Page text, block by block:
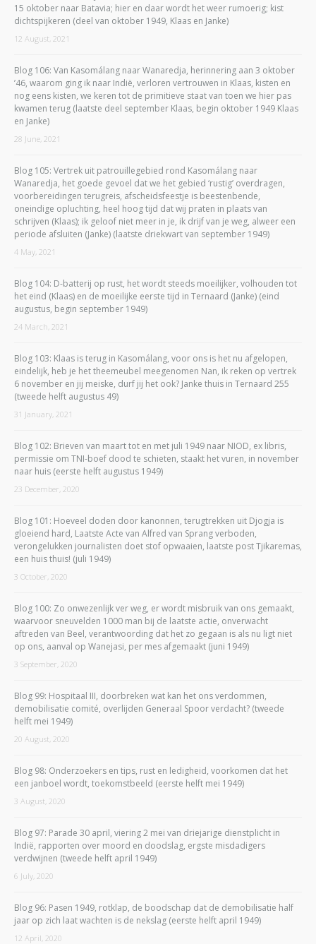
15 oktober naar Batavia; hier en daar wordt het weer rumoerig; kist
dichtspijkeren (deel van oktober 1949, Klaas en Janke)
12 August, 2021
Blog 106: Van Kasomálang naar Wanaredja, herinnering aan 3 oktober
’46, waarom ging ik naar Indië, verloren vertrouwen in Klaas, kisten en
nog eens kisten, we keren tot de primitieve staat van toen we hier pas
kwamen terug (laatste deel september Klaas, begin oktober 1949 Klaas
en Janke)
28 June, 2021
Blog 105: Vertrek uit patrouillegebied rond Kasomálang naar
Wanaredja, het goede gevoel dat we het gebied ‘rustig’ overdragen,
voorbereidingen terugreis, afscheidsfeestje is beestenbende,
oneindige opluchting, heel hoog tijd dat wij praten in plaats van
schrijven (Klaas); ik geloof niet meer in je, ik drijf van je weg, alweer een
periode afsluiten (Janke) (laatste driekwart van september 1949)
4 May, 2021
Blog 104: D-batterij op rust, het wordt steeds moeilijker, volhouden tot
het eind (Klaas) en de moeilijke eerste tijd in Ternaard (Janke) (eind
augustus, begin september 1949)
24 March, 2021
Blog 103: Klaas is terug in Kasomálang, voor ons is het nu afgelopen,
eindelijk, heb je het theemeubel meegenomen Nan, ik reken op vertrek
6 november en jij meiske, durf jij het ook? Janke thuis in Ternaard 255
(tweede helft augustus 49)
31 January, 2021
Blog 102: Brieven van maart tot en met juli 1949 naar NIOD, ex libris,
permissie om TNI-boef dood te schieten, staakt het vuren, in november
naar huis (eerste helft augustus 1949)
23 December, 2020
Blog 101: Hoeveel doden door kanonnen, terugtrekken uit Djogja is
gloeiend hard, Laatste Acte van Alfred van Sprang verboden,
verongelukken journalisten doet stof opwaaien, laatste post Tjikaremas,
een huis thuis! (juli 1949)
3 October, 2020
Blog 100: Zo onwezenlijk ver weg, er wordt misbruik van ons gemaakt,
waarvoor sneuvelden 1000 man bij de laatste actie, onverwacht
aftreden van Beel, verantwoording dat het zo gegaan is als nu ligt niet
op ons, aanval op Wanejasi, per mes afgemaakt (juni 1949)
3 September, 2020
Blog 99: Hospitaal III, doorbreken wat kan het ons verdommen,
demobilisatie comité, overlijden Generaal Spoor verdacht? (tweede
helft mei 1949)
20 August, 2020
Blog 98: Onderzoekers en tips, rust en ledigheid, voorkomen dat het
een janboel wordt, toekomstbeeld (eerste helft mei 1949)
3 August, 2020
Blog 97: Parade 30 april, viering 2 mei van driejarige dienstplicht in
Indië, rapporten over moord en doodslag, ergste misdadigers
verdwijnen (tweede helft april 1949)
6 July, 2020
Blog 96: Pasen 1949, rotklap, de boodschap dat de demobilisatie half
jaar op zich laat wachten is de nekslag (eerste helft april 1949)
12 April, 2020